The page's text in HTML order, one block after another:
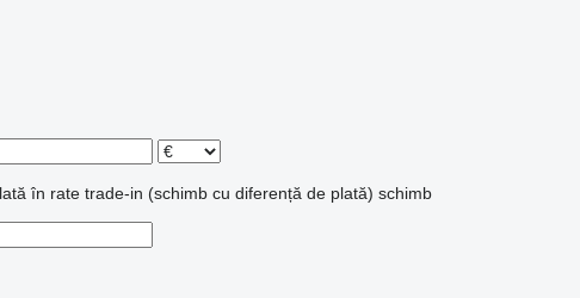
în rate trade-in (schimb cu diferență de plată) schimb